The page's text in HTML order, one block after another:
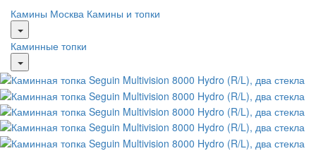
Камины Москва Камины и топки
Каминные топки